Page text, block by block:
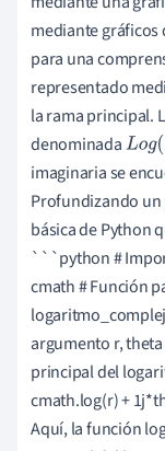
mediante
para una
representado
la rama principal.
denominadaLog(z
imaginaria se
Profundizando
básica de Python
```python #
cmath # Función
argumento r,
principal del
cmath.log(r) +
Aquí, la función